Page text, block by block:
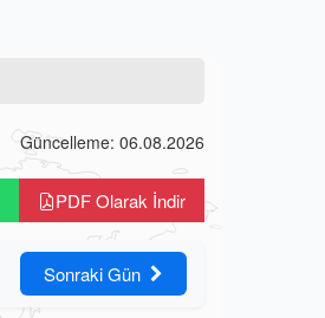
Güncelleme: 06.08.2026
PDF Olarak İndir
Sonraki Gün